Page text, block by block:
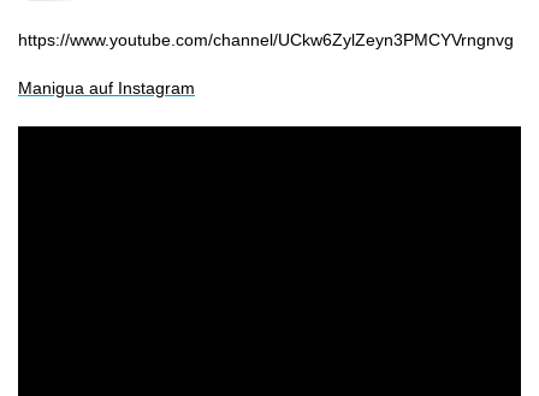
https://www.youtube.com/channel/UCkw6ZylZeyn3PMCYVrngnvg
Manigua auf Instagram